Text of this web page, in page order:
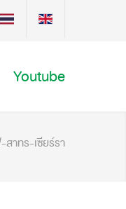
Youtube
สาทร-เซียร์รา